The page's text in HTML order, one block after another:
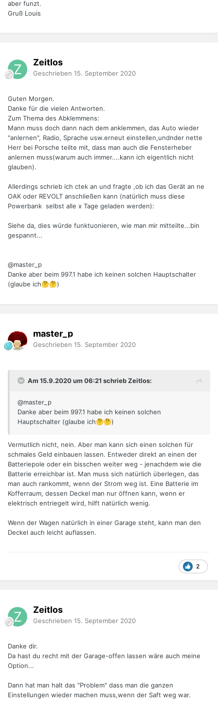
aber funzt.
Gruß Louis
Zeitlos
Geschrieben 15. September 2020
Guten Morgen.
Danke für die vielen Antworten.
Zum Thema des Abklemmens:
Mann muss doch dann nach dem anklemmen, das Auto wieder
"anlernen", Radio, Sprache usw.erneut einstellen,undnder nette
Herr bei Porsche teilte mit, dass man auch die Fensterheber
anlernen muss(warum auch immer....kann ich eigentlich nicht
glauben).
Allerdings schrieb ich ctek an und fragte ,ob ich das Gerät an ne
OAK oder REVOLT anschließen kann (natürlich muss diese
Powerbank selbst alle x Tage geladen werden):
Siehe da, dies würde funktuonieren, wie man mir mitteilte...bin
gespannt...
@master_p
Danke aber beim 997.1 habe ich keinen solchen Hauptschalter
(glaube ich🤔🤔)
master_p
Geschrieben 15. September 2020
Am 15.9.2020 um 06:21 schrieb Zeitlos:
@master_p
Danke aber beim 997.1 habe ich keinen solchen
Hauptschalter (glaube ich🤔🤔)
Vermutlich nicht, nein. Aber man kann sich einen solchen für
schmales Geld einbauen lassen. Entweder direkt an einen der
Batteriepole oder ein bisschen weiter weg - jenachdem wie die
Batterie erreichbar ist. Man muss sich natürlich überlegen, das
man auch rankommt, wenn der Strom weg ist. Eine Batterie im
Kofferraum, dessen Deckel man nur öffnen kann, wenn er
elektrisch entriegelt wird, hilft natürlich wenig.
Wenn der Wagen natürlich in einer Garage steht, kann man den
Deckel auch leicht auflassen.
2
Zeitlos
Geschrieben 15. September 2020
Danke dir.
Da hast du recht mit der Garage-offen lassen wäre auch meine
Option...
Dann hat man halt das "Problem" dass man die ganzen
Einstellungen wieder machen muss,wenn der Saft weg war.